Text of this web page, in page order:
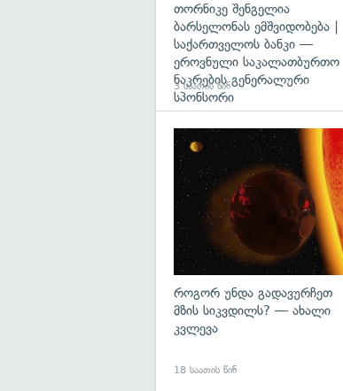
თორნიკე შენგელია
ბარსელონას ემშვიდობება |
საქართველოს ბანკი —
ეროვნული საკალათბურთო
ნაკრების გენერალური
სპონსორი
3 საათის წინ
როგორ უნდა გადავურჩეთ
მზის სიკვდილს? — ახალი
კვლევა
18 საათის წინ